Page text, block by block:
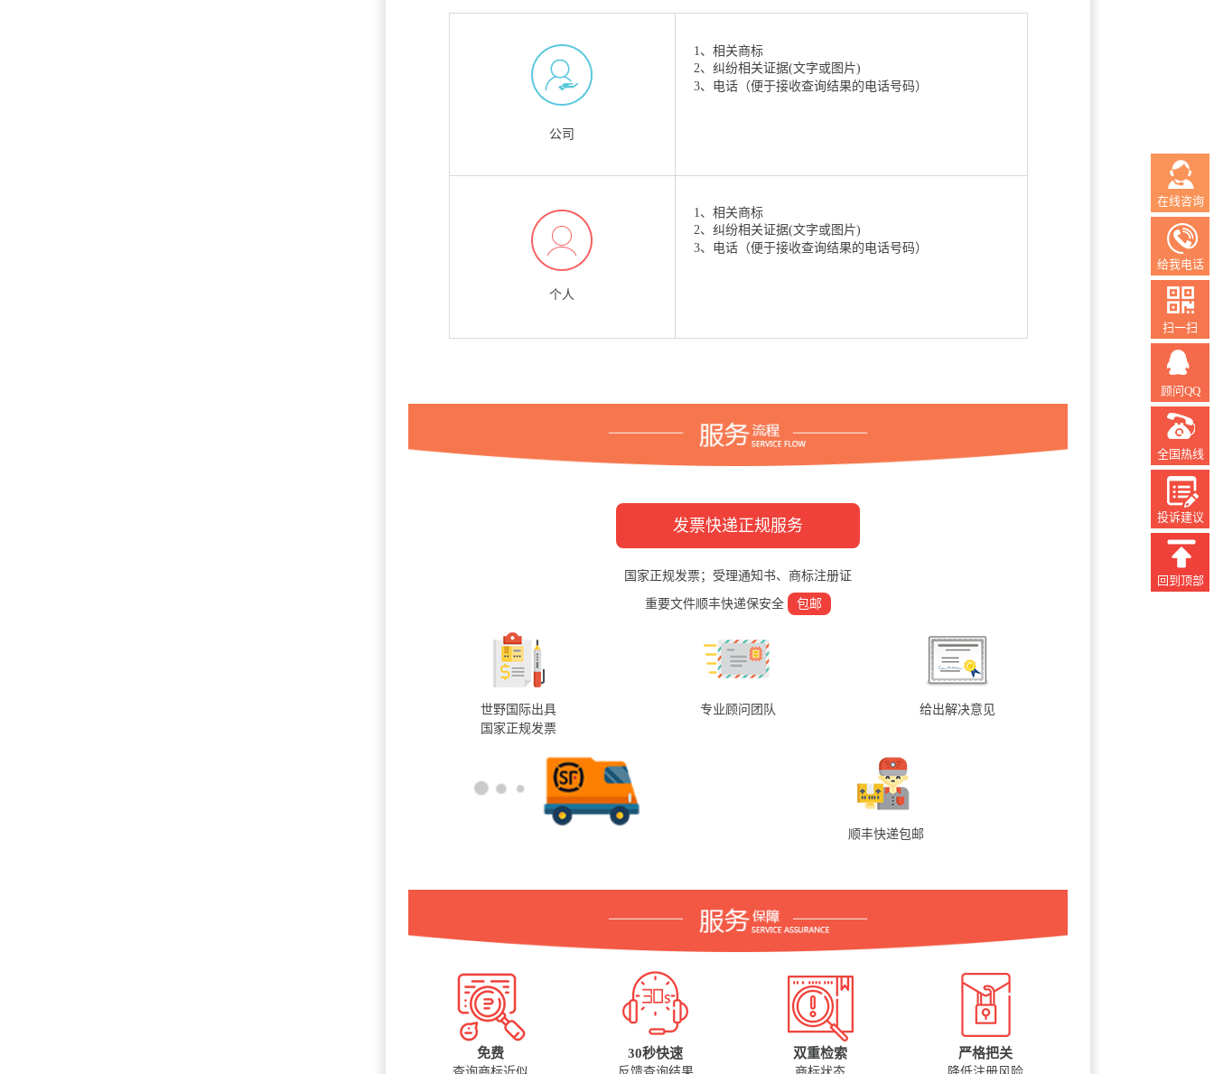
公司
1、相关商标
2、纠纷相关证据(文字或图片)
3、电话（便于接收查询结果的电话号码）
个人
1、相关商标
2、纠纷相关证据(文字或图片)
3、电话（便于接收查询结果的电话号码）
发票快递正规服务
国家正规发票；受理通知书、商标注册证
重要文件顺丰快递保安全 包邮
世野国际出具
国家正规发票
专业顾问团队 给出解决意见
顺丰快递包邮
免费 30秒快速 双重检索 严格把关
在线咨询
给我电话
扫一扫
顾问QQ
全国热线
投诉建议
回到顶部